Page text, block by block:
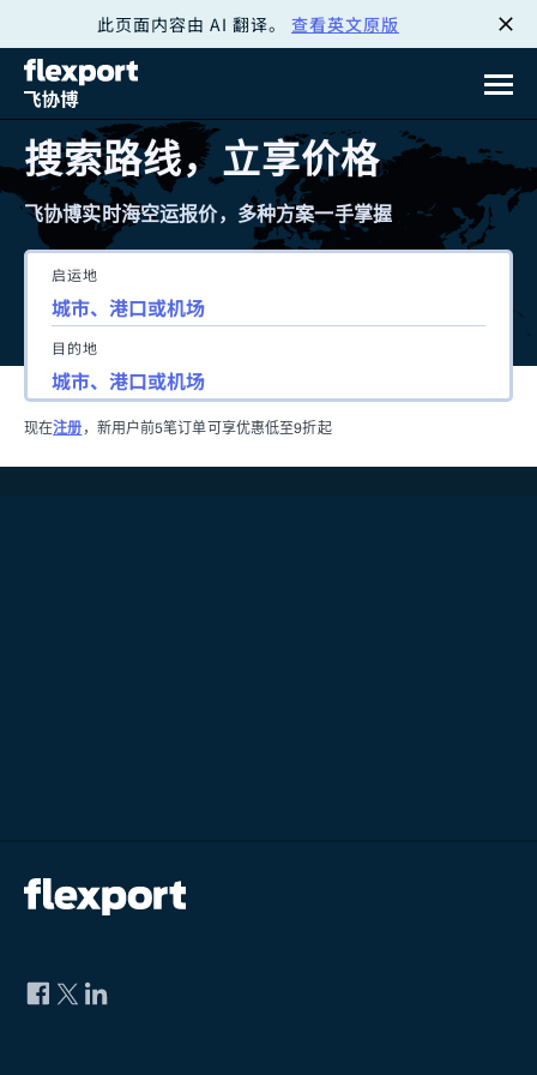
此页面内容由 AI 翻译。 查看英文原版
搜索路线，立享价格
飞协博实时海空运报价，多种方案一手掌握
启运地
目的地
现在注册 ，新用户前5笔订单可享优惠低至9折起